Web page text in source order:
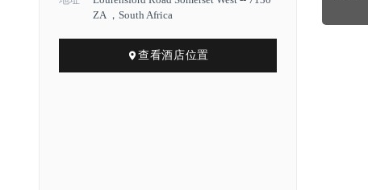
ZA ，South Africa
查看酒店位置